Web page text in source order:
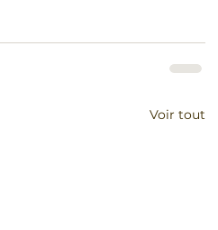
Voir tout